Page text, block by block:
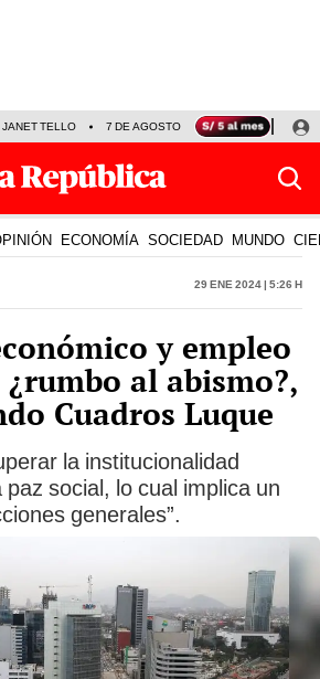
JANET TELLO 7 DE AGOSTO TINKA RESULTADOS
ECONOMÍA SOCIEDAD MUNDO
29 Ene 2024 | 5:26 h
y empleo
al abismo?,
Cuadros Luque
la institucionalidad
social, lo cual implica un
generales”.